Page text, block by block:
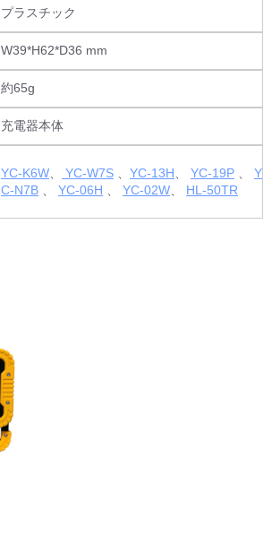
プラスチック
W39*H62*D36 mm
約65g
充電器本体
YC-K6W YC-W7S YC-13H YC-19P
Y
C-N7B
YC-06H YC-02W HL-50TR